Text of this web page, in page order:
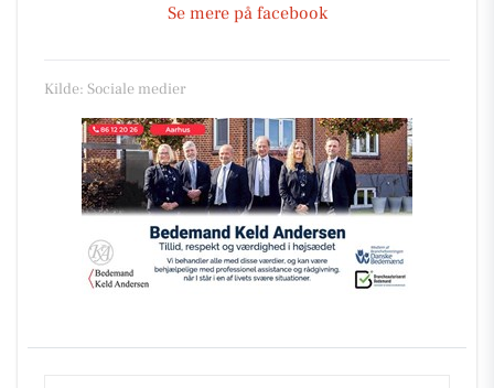
Se mere på facebook
Kilde: Sociale medier